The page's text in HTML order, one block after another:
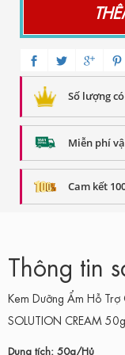
Số lượng
Miễn phí
Cam kết
Thông tin
Kem Dưỡng Ẩm Hỗ Trợ
SOLUTION CREAM 50g
Dung tích: 50g/Hủ